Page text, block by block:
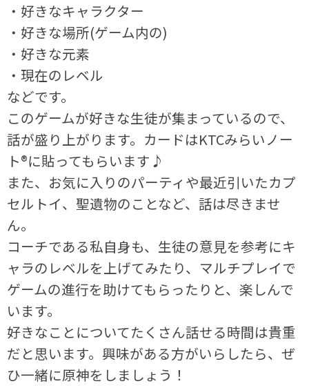
・好きなキャラクター
・好きな場所(ゲーム内の)
・好きな元素
・現在のレベル
などです。
このゲームが好きな生徒が集まっているので、
話が盛り上がります。カードはKTCみらいノー
ト®に貼ってもらいます♪
また、お気に入りのパーティや最近引いたカプ
セルトイ、聖遺物のことなど、話は尽きませ
ん。
コーチである私自身も、生徒の意見を参考にキ
ャラのレベルを上げてみたり、マルチプレイで
ゲームの進行を助けてもらったりと、楽しんで
います。
好きなことについてたくさん話せる時間は貴重
だと思います。興味がある方がいらしたら、ぜ
ひ一緒に原神をしましょう！